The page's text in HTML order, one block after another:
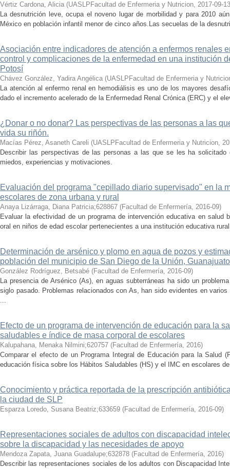
Vértiz Cardona, Alicia (UASLPFacultad de Enfermeria y Nutricion, 2017-09-13
La desnutrición leve, ocupa el noveno lugar de morbilidad y para 2010
México en población infantil menor de cinco años.Las secuelas de la
Asociación entre indicadores de atención a enfermos renales
control y complicaciones de la enfermedad en una institución
Potosí
Chávez González, Yadira Angélica (UASLPFacultad de Enfermeria y
La atención al enfermo renal en hemodiálisis es uno de los mayores
dado el incremento acelerado de la Enfermedad Renal Crónica (ERC) y el
¿Donar o no donar? Las perspectivas de las personas a las
vida su riñón.
Macías Pérez, Asaneth Careli (UASLPFacultad de Enfermeria y Nutricion,
Describir las perspectivas de las personas a las que se les ha
miedos, experiencias y motivaciones.
Evaluación del programa "cepillado diario supervisado" en la
escolares de zona urbana y rural
Anaya Lizárraga, Diana Patricia;628867 (Facultad de Enfermería, 2016-09)
Evaluar la efectividad de un programa de intervención educativa en salud
oral en niños de edad escolar pertenecientes a una institución educativa
Determinación de arsénico y plomo en agua de pozos y
población del municipio de San Diego de la Unión, Guanajuato
González Rodríguez, Betsabé (Facultad de Enfermería, 2016-09)
La presencia de Arsénico (As), en aguas subterráneas ha sido un
siglo pasado. Problemas relacionados con As, han sido evidentes en
...
Efecto de un programa de intervención de educación para la
saludables e índice de masa corporal de escolares
Kalupahana, Menaka Nilmini;620757 (Facultad de Enfermería, 2016)
Comparar el efecto de un Programa Integral de Educación para la Salud
educación física sobre los Hábitos Saludables (HS) y el IMC en escolares
Conocimiento y práctica reportada de la prescripción
la ciudad de SLP
Esparza Loredo, Susana Beatriz;633659 (Facultad de Enfermería, 2016-09)
Representaciones sociales de adultos con discapacidad
sobre la discapacidad y las necesidades de apoyo
Mendoza Zapata, Juana Guadalupe;632878 (Facultad de Enfermería, 2016)
Describir las representaciones sociales de los adultos con Discapacidad